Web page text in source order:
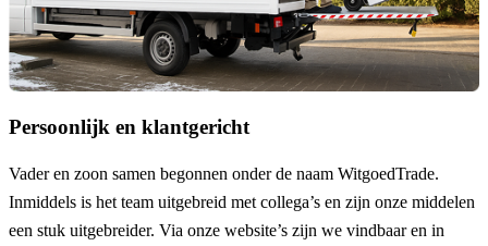
Persoonlijk en klantgericht
Vader en zoon samen begonnen onder de naam WitgoedTrade.
Inmiddels is het team uitgebreid met collega’s en zijn onze middelen
een stuk uitgebreider. Via onze website’s zijn we vindbaar en in